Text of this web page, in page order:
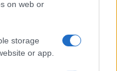
on web or
storage
or app.